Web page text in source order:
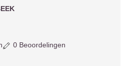
0 Beoordelingen